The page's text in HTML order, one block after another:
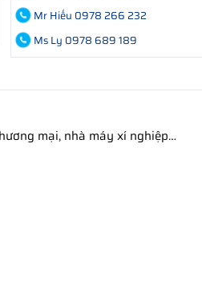
Mr Hiếu 0978 266 232
Ms Ly 0978 689 189
mại, nhà máy xí nghiệp…